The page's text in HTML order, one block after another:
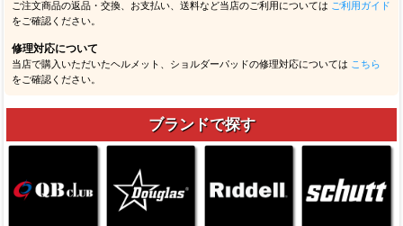
ご注文商品の返品・交換、お支払い、送料など当店のご利用については ご利用ガイド
をご確認ください。
修理対応について
当店で購入いただいたヘルメット、ショルダーパッドの修理対応については こちら
をご確認ください。
ブランドで探す